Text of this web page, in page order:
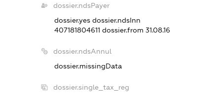
dossier.ndsPayer
dossier.yesdossier.ndsInn
407181804611dossier.from 31.08.16
dossier.ndsAnnul
dossier.missingData
dossier.single_tax_reg